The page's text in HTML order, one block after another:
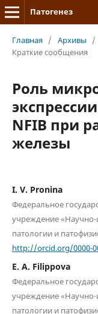
Патогенез
Главная / Архивы /
Краткие сообщения
Роль
NFIB при
железы
I. V. Pronina
Федеральное
учреждение «Научно-
патологии и
http://orcid.org/0000-
E. A. Filippova
Федеральное
учреждение «Научно-
патологии и